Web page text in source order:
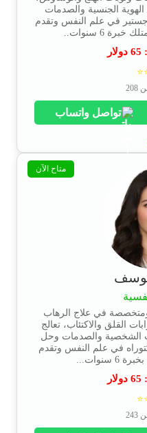
الجنسية والصدمات
في علم النفس وتقدم
6 سنوات..
65 دولار
تواصل واتساب
متاح الآن
يوسف
في علاج الرهاب
القلق والاكتئاب، تعالج
الشخصية والصدمات وحل
في علم النفس وتقدم
سنوات...
65 دولار